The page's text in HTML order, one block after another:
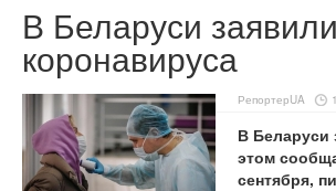
В Беларуси
коронавируса
РепортерUA
В Беларуси
этом
сентября,